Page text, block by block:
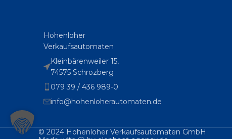
Hohenloher
Verkaufsautomaten
Kleinbärenweiler 15,
74575 Schrozberg
079 39 / 436 989-0
info@hohenloherautomaten.de
© 2024 Hohenloher Verkaufsautomaten GmbH